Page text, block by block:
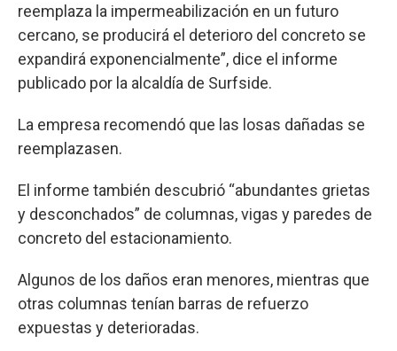
reemplaza la impermeabilización en un futuro
cercano, se producirá el deterioro del concreto se
expandirá exponencialmente”, dice el informe
publicado por la alcaldía de Surfside.
La empresa recomendó que las losas dañadas se
reemplazasen.
El informe también descubrió “abundantes grietas
y desconchados” de columnas, vigas y paredes de
concreto del estacionamiento.
Algunos de los daños eran menores, mientras que
otras columnas tenían barras de refuerzo
expuestas y deterioradas.